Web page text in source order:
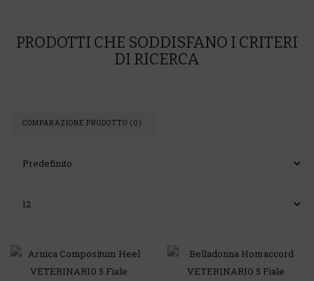
PRODOTTI CHE SODDISFANO I CRITERI
DI RICERCA
COMPARAZIONE PRODOTTO (0)